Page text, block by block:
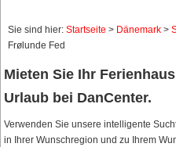
Sie sind hier: Startseite > Dänemark >
Frølunde Fed
Mieten Sie Ihr
Urlaub bei DanCenter.
Verwenden Sie unsere intelligente
in Ihrer Wunschregion und zu Ihrem